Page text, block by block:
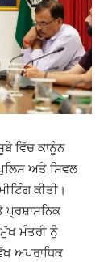
ਵਿੱਚ ਕਾਨੂੰਨ
ਅਤੇ ਸਿਵਲ
ਕੀਤੀ।
ਪ੍ਰਸ਼ਾਸਨਿਕ
ਮੰਤਰੀ ਨੂੰ
ਅਪਰਾਧਿਕ